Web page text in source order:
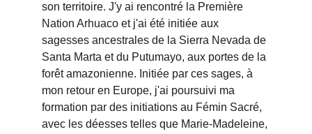
son territoire. J'y ai rencontré la Première
Nation Arhuaco et j'ai été initiée aux
sagesses ancestrales de la Sierra Nevada de
Santa Marta et du Putumayo, aux portes de la
forêt amazonienne. Initiée par ces sages, à
mon retour en Europe, j'ai poursuivi ma
formation par des initiations au Fémin Sacré,
avec les déesses telles que Marie-Madeleine,